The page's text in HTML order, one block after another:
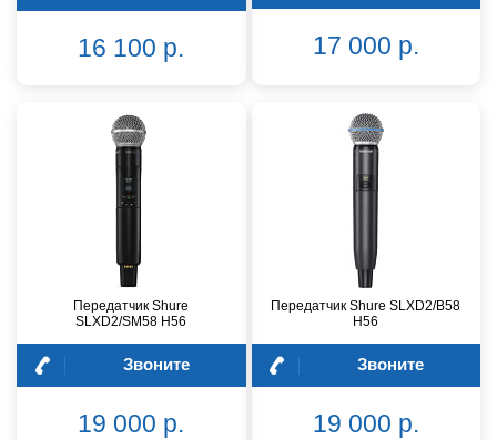
16 100 р. 17 000 р.
Передатчик Shure
SLXD2/SM58 H56
Звоните
19 000 р.
Передатчик Shure SLXD2/B58
H56
Звоните
19 000 р.